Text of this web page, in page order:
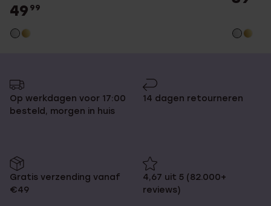
49 99
Op werkdagen voor 17:00
besteld, morgen in huis
14 dagen retourneren
Gratis verzending vanaf
€49
4,67 uit 5 (82.000+
reviews)